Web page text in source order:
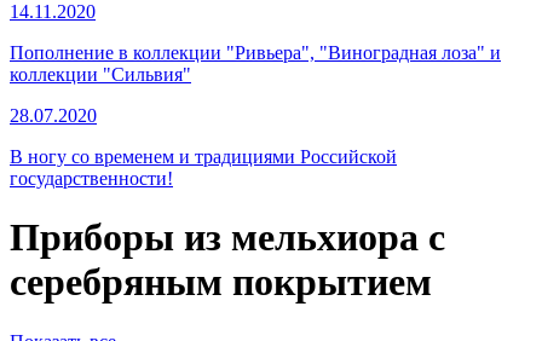
14.11.2020
Пополнение в коллекции "Ривьера", "Виноградная лоза" и
коллекции "Сильвия"
28.07.2020
В ногу со временем и традициями Российской
государственности!
Приборы из мельхиора с
серебряным покрытием